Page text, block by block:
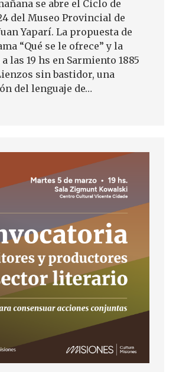
se abre el Ciclo de
del Museo Provincial de
Yaparí. La propuesta de
“Qué se le ofrece” y la
las 19 hs en Sarmiento 1885
sin bastidor, una
del lenguaje de…